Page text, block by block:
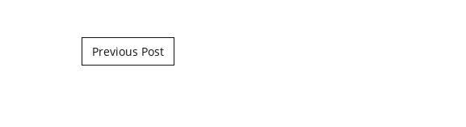
Post navigation
Previous Post